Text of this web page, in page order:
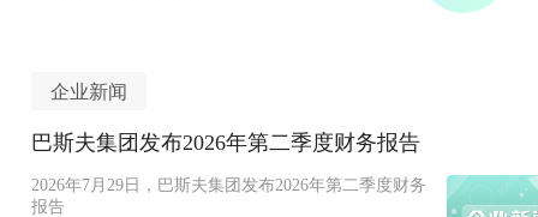
企业新闻
巴斯夫集团发布2026年第二季度财务报告
2026年7月29日，巴斯夫集团发布2026年第二季度财务
报告